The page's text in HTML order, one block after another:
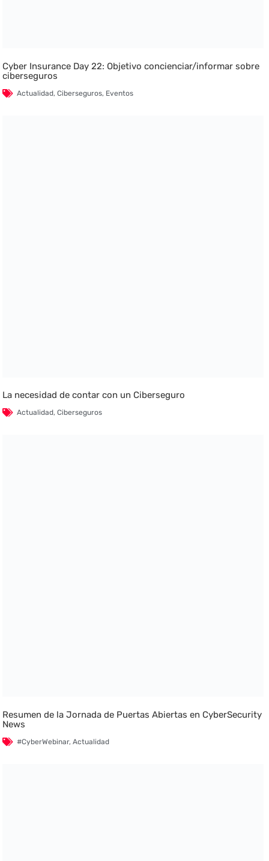
Cyber Insurance Day 22: Objetivo concienciar/informar sobre
ciberseguros
Actualidad,Ciberseguros, Eventos
La necesidad de contar con un Ciberseguro
Actualidad,Ciberseguros
Resumen de la Jornada de Puertas Abiertas en CyberSecurity
News
#CyberWebinar,Actualidad